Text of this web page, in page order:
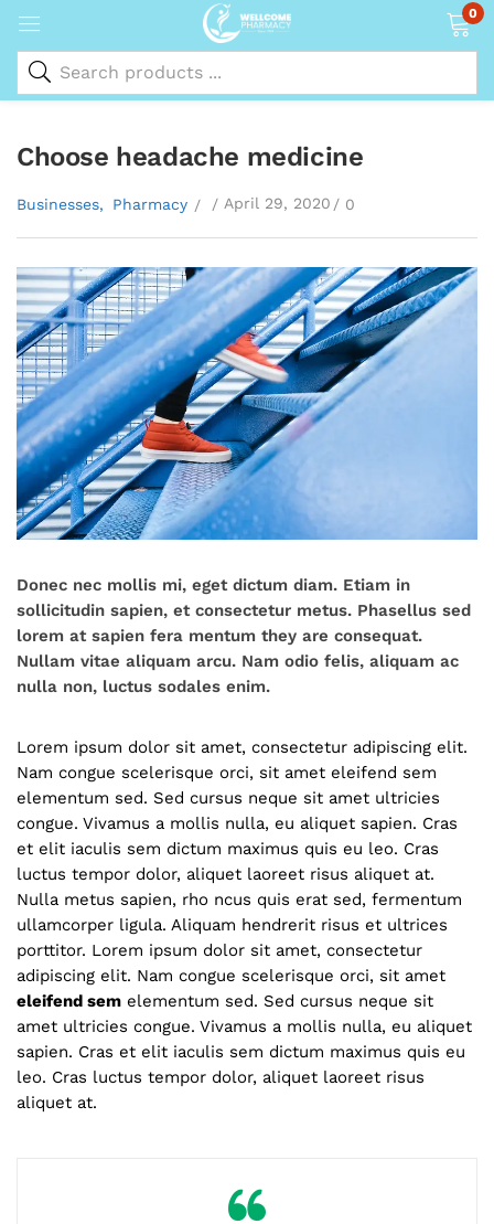
0
Choose headache medicine
Businesses Pharmacy April 29, 2020 0
Donec nec mollis mi, eget dictum diam. Etiam in
sollicitudin sapien, et consectetur metus. Phasellus sed
lorem at sapien fera mentum they are consequat.
Nullam vitae aliquam arcu. Nam odio felis, aliquam ac
nulla non, luctus sodales enim.
Lorem ipsum dolor sit amet, consectetur adipiscing elit.
Nam congue scelerisque orci, sit amet eleifend sem
elementum sed. Sed cursus neque sit amet ultricies
congue. Vivamus a mollis nulla, eu aliquet sapien. Cras
et elit iaculis sem dictum maximus quis eu leo. Cras
luctus tempor dolor, aliquet laoreet risus aliquet at.
Nulla metus sapien, rho ncus quis erat sed, fermentum
ullamcorper ligula. Aliquam hendrerit risus et ultrices
porttitor. Lorem ipsum dolor sit amet, consectetur
adipiscing elit. Nam congue scelerisque orci, sit amet
eleifend sem elementum sed. Sed cursus neque sit
amet ultricies congue. Vivamus a mollis nulla, eu aliquet
sapien. Cras et elit iaculis sem dictum maximus quis eu
leo. Cras luctus tempor dolor, aliquet laoreet risus
aliquet at.